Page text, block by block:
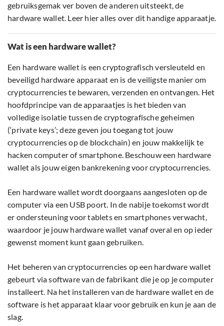
gebruiksgemak ver boven de anderen uitsteekt, de
hardware wallet. Leer hier alles over dit handige apparaatje.
Wat is een hardware wallet?
Een hardware wallet is een cryptografisch versleuteld en
beveiligd hardware apparaat en is de veiligste manier om
cryptocurrencies te bewaren, verzenden en ontvangen. Het
hoofdprincipe van de apparaatjes is het bieden van
volledige isolatie tussen de cryptografische geheimen
(‘private keys’; deze geven jou toegang tot jouw
cryptocurrencies op de blockchain) en jouw makkelijk te
hacken computer of smartphone. Beschouw een hardware
wallet als jouw eigen bankrekening voor cryptocurrencies.
Een hardware wallet wordt doorgaans aangesloten op de
computer via een USB poort. In de nabije toekomst wordt
er ondersteuning voor tablets en smartphones verwacht,
waardoor je jouw hardware wallet vanaf overal en op ieder
gewenst moment kunt gaan gebruiken.
Het beheren van cryptocurrencies op een hardware wallet
gebeurt via software van de fabrikant die je op je computer
installeert. Na het installeren van de hardware wallet en de
software is het apparaat klaar voor gebruik en kun je aan de
slag.